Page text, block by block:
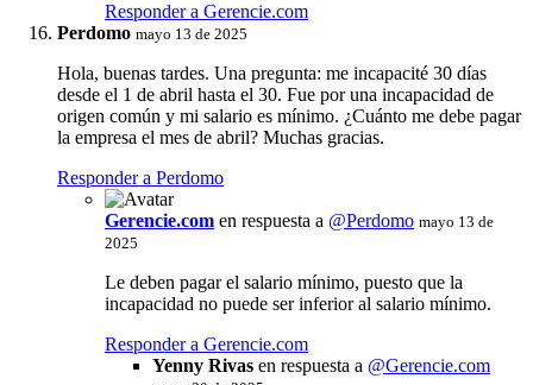
Responder a Gerencie.com
Perdomo mayo 13 de 2025
Hola, buenas tardes. Una pregunta: me incapacité 30 días
desde el 1 de abril hasta el 30. Fue por una incapacidad de
origen común y mi salario es mínimo. ¿Cuánto me debe pagar
la empresa el mes de abril? Muchas gracias.
Responder a Perdomo
Gerencie.com en respuesta a @Perdomo mayo 13 de
2025
Le deben pagar el salario mínimo, puesto que la
incapacidad no puede ser inferior al salario mínimo.
Responder a Gerencie.com
Yenny Rivas en respuesta a @Gerencie.com